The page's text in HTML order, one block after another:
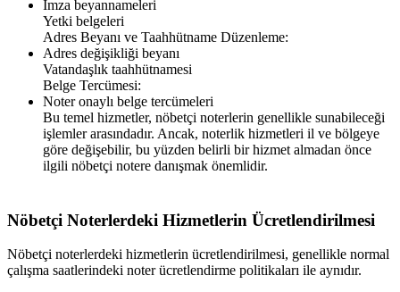
İmza beyannameleri
Yetki belgeleri
Adres Beyanı ve Taahhütname Düzenleme:
Adres değişikliği beyanı
Vatandaşlık taahhütnamesi
Belge Tercümesi:
Noter onaylı belge tercümeleri
Bu temel hizmetler, nöbetçi noterlerin genellikle sunabileceği
işlemler arasındadır. Ancak, noterlik hizmetleri il ve bölgeye
göre değişebilir, bu yüzden belirli bir hizmet almadan önce
ilgili nöbetçi notere danışmak önemlidir.
Nöbetçi Noterlerdeki Hizmetlerin Ücretlendirilmesi
Nöbetçi noterlerdeki hizmetlerin ücretlendirilmesi, genellikle normal
çalışma saatlerindeki noter ücretlendirme politikaları ile aynıdır.